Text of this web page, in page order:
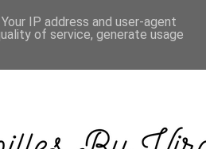
IP address and user-agent
of service, generate usage